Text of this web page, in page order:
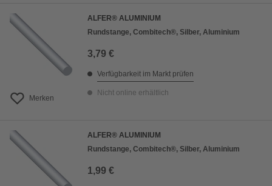
Merken
ALFER® ALUMINIUM
Rundstange, Combitech®, Silber, Aluminium
3,79 €
Verfügbarkeit im Markt prüfen
Nicht online erhältlich
ALFER® ALUMINIUM
Rundstange, Combitech®, Silber, Aluminium
1,99 €